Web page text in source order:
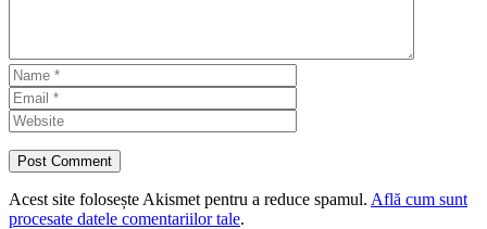
Acest site folosește Akismet pentru a reduce spamul. Află cum sunt
procesate datele comentariilor tale.